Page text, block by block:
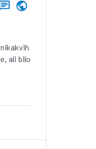
ali bilo